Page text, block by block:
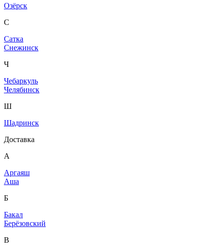
Озёрск
С
Сатка
Снежинск
Ч
Чебаркуль
Челябинск
Ш
Шадринск
Доставка
А
Аргаяш
Аша
Б
Бакал
Берёзовский
В